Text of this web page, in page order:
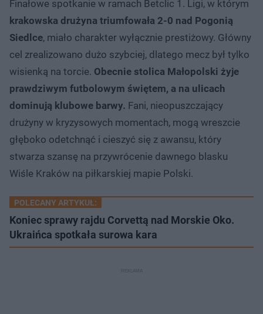
Finałowe spotkanie w ramach Betclic 1. Ligi, w którym
krakowska drużyna triumfowała 2-0 nad Pogonią
Siedlce, miało charakter wyłącznie prestiżowy. Główny
cel zrealizowano dużo szybciej, dlatego mecz był tylko
wisienką na torcie. Obecnie stolica Małopolski żyje
prawdziwym futbolowym świętem, a na ulicach
dominują klubowe barwy. Fani, nieopuszczający
drużyny w kryzysowych momentach, mogą wreszcie
głęboko odetchnąć i cieszyć się z awansu, który
stwarza szansę na przywrócenie dawnego blasku
Wiśle Kraków na piłkarskiej mapie Polski.
POLECANY ARTYKUŁ:
Koniec sprawy rajdu Corvettą nad Morskie Oko.
Ukraińca spotkała surowa kara